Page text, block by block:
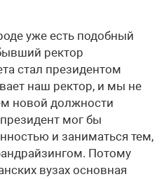
уже есть подобный
ректор
стал президентом
наш ректор, и мы не
новой должности
мог бы
и заниматься тем,
Потому
вузах основная